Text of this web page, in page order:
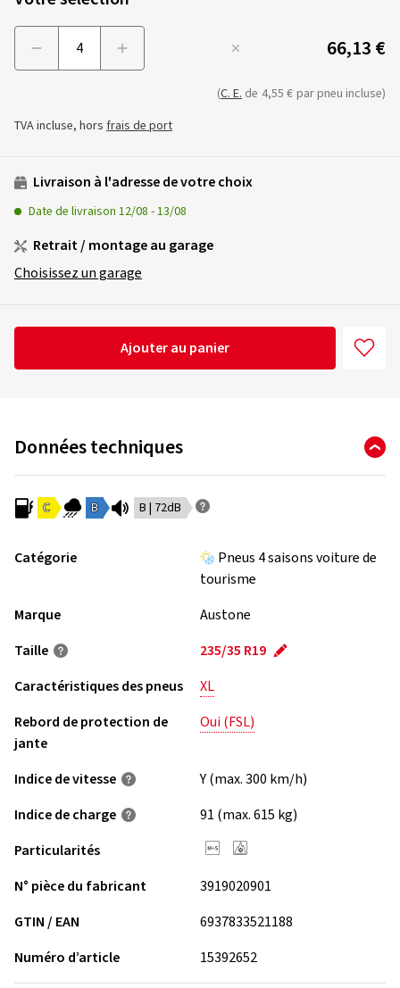
66,13 €
(C. E. de 4,55 € par pneu incluse)
TVA incluse, hors frais de port
Livraison à l'adresse de votre choix
Date de livraison 12/08 -13/08
Retrait / montage au garage
Choisissez un garage
Ajouter au panier
Données techniques
C B B | 72dB
Catégorie
Pneus 4 saisons voiture de
tourisme
Marque
Austone
Taille
235/35 R19
Caractéristiques des pneus
XL
Rebord de protection de
jante
Oui (FSL)
Indice de vitesse
Y (max. 300 km/h)
Indice de charge
91 (max. 615 kg)
Particularités
N° pièce du fabricant
3919020901
GTIN / EAN
6937833521188
Numéro d’article
15392652